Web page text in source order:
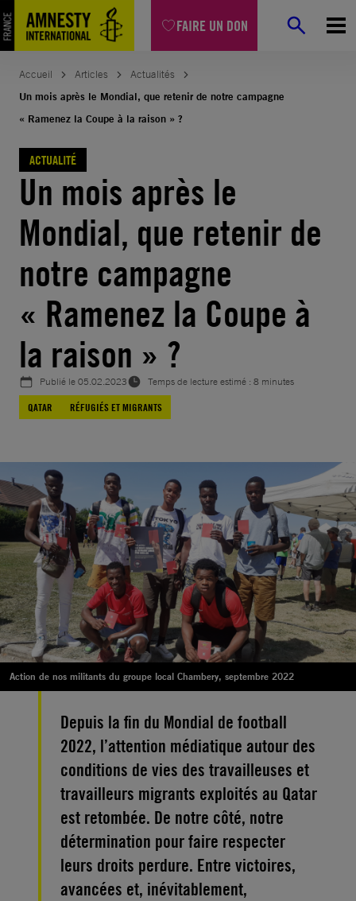
FAIRE UN DON
Aller
au
contenu
Accueil Articles
Actualités
Un mois après le Mondial, que retenir de notre campagne
« Ramenez la Coupe à la raison » ?
ACTUALITÉ
Un mois après le
Mondial, que retenir de
notre campagne
« Ramenez la Coupe à
la raison » ?
Publié le05.02.2023
Temps de lecture estimé : 8 minutes
QATAR
RÉFUGIÉS ET MIGRANTS
Action de nos militants du groupe local Chambery, septembre 2022
Depuis la fin du Mondial de football
2022, l’attention médiatique autour des
conditions de vies des travailleuses et
travailleurs migrants exploités au Qatar
est retombée. De notre côté, notre
détermination pour faire respecter
leurs droits perdure. Entre victoires,
avancées et, inévitablement,